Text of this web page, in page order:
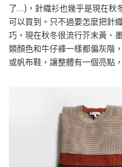
了….)，針織衫也幾乎是現在秋
可以買到。只不過要怎麼把針
巧，現在秋冬很流行芥末黃、
類顏色和牛仔褲一樣都偏灰階
或帆布鞋，讓整體有一個亮點